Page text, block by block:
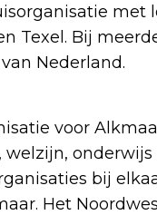
met
Texel. Bij
Nederland.
voor
onderwijs
bij
Het